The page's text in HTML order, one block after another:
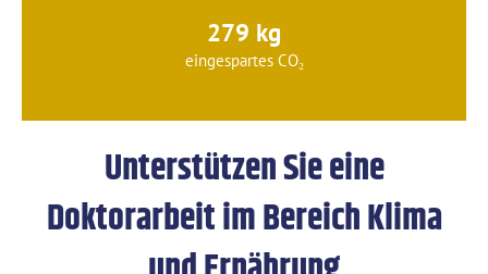
279 kg
eingespartes CO₂
Unterstützen Sie eine
Doktorarbeit im Bereich Klima